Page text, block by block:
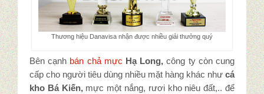
Thương hiệu Danavisa nhận được nhiều giải thưởng quý
Bên cạnh bán chả mực Hạ Long, công ty còn cung
cấp cho người tiêu dùng nhiều mặt hàng khác như cá
kho Bá Kiến,mực một nắng, rươi kho niêu đất,.. để